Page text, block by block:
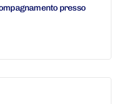
presso